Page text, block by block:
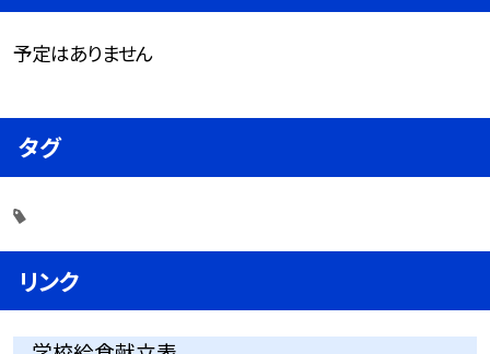
予定はありません
タグ
リンク